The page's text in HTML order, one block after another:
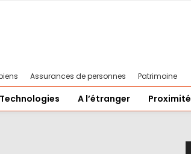
Assurances de personnes Patrimoine
Technologies A l’étranger Proximité